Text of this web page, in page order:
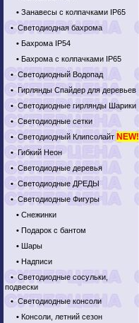
• Занавесы с колпачками IP65
•Светодиодная бахрома
• Бахрома IP54
• Бахрома с колпачками IP65
•Светодиодный Водопад
•Гирлянды Спайдер для деревьев
•Светодиодные гирлянды Шарики
•Светодиодные сетки
•Светодиодный Клипсолайт NEW!
•Гибкий Неон
•Светодиодные деревья
•Светодиодные ДРЕДЫ
•Светодиодные Фигуры
• Снежинки
• Подарок с бантом
• Шары
• Надписи
•Светодиодные сосульки,
подвески
•Светодиодные консоли
• Консоли, летний сезон